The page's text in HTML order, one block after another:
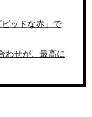
ッドな赤」で
わせが、最高に